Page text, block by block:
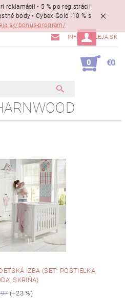
reklamácii • 5 % po registrácii
body • Cybex Gold -10 % s
bonus-program/
INFO@MALEJA.SK
0 €0
IZBA (SET: POSTIEĽKA,
SKRIŇA)
(–23 %)